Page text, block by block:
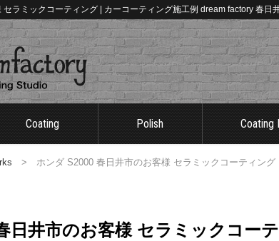
ラミックコーティング | カーコーティング施工例 dream factory 春日
Coating Polish Coating
> ホンダ S2000 春日井市のお客様 セラミックコーティング
日井市のお客様 セラミックコー